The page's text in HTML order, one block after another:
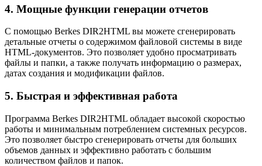
4. Мощные функции генерации отчетов
С помощью Berkes DIR2HTML вы можете сгенерировать
детальные отчеты о содержимом файловой системы в виде
HTML-документов. Это позволяет удобно просматривать
файлы и папки, а также получать информацию о размерах,
датах создания и модификации файлов.
5. Быстрая и эффективная работа
Программа Berkes DIR2HTML обладает высокой скоростью
работы и минимальным потреблением системных ресурсов.
Это позволяет быстро сгенерировать отчеты для больших
объемов данных и эффективно работать с большим
количеством файлов и папок.